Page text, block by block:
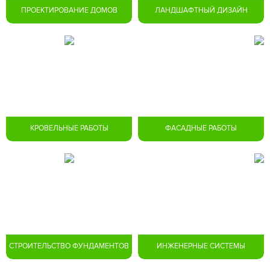
ПРОЕКТИРОВАНИЕ ДОМОВ ЛАНДШАФТНЫЙ ДИЗАЙН
КРОВЕЛЬНЫЕ РАБОТЫ ФАСАДНЫЕ РАБОТЫ
СТРОИТЕЛЬСТВО ФУНДАМЕНТОВ ИНЖЕНЕРНЫЕ СИСТЕМЫ